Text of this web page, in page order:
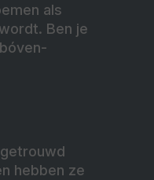
als
Ben je
hebben ze